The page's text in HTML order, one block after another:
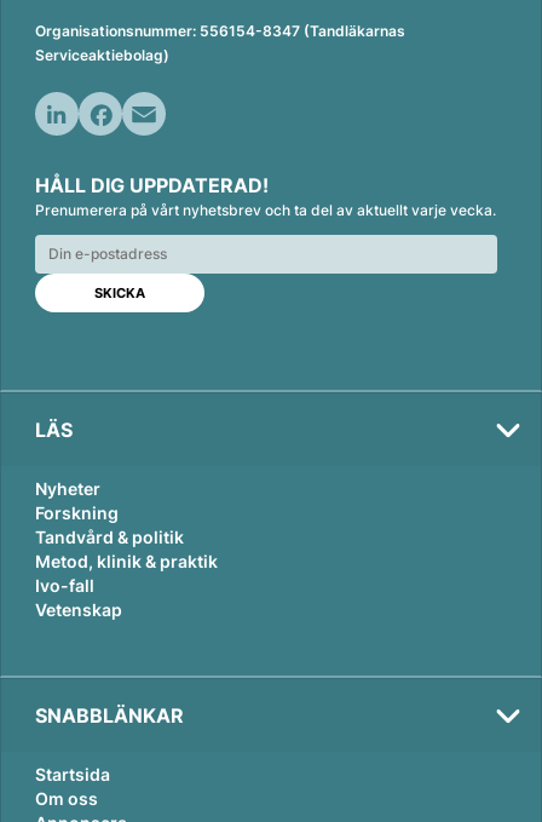
Organisationsnummer: 556154-8347 (Tandläkarnas
Serviceaktiebolag)
n
k
e
d
n
c
e
b
o
o
k
a
i
l
HÅLL DIG UPPDATERAD!
Prenumerera på vårt nyhetsbrev och ta del av aktuellt varje vecka.
LÄS
Nyheter
Forskning
Tandvård & politik
Metod, klinik & praktik
Ivo-fall
Vetenskap
SNABBLÄNKAR
Startsida
Om oss